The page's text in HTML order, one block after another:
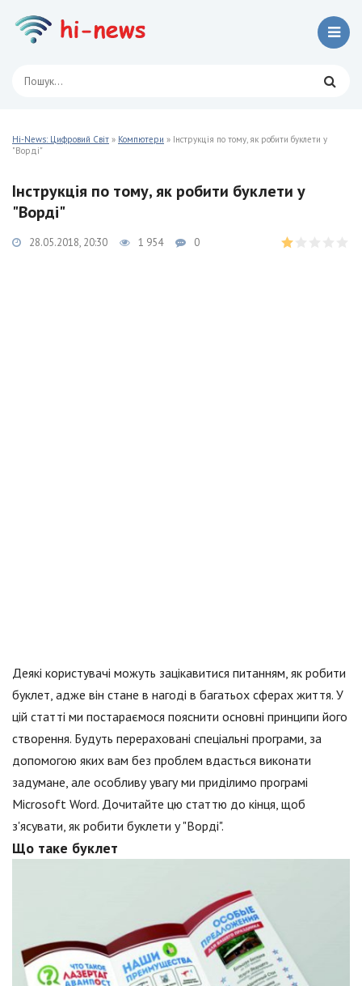
Hi-News: Цифровий Світ » Компютери » Інструкція по тому, як робити буклети у
"Ворді"
Інструкція по тому, як робити буклети у
"Ворді"
28.05.2018, 20:30 1 954 0
Деякі користувачі можуть зацікавитися питанням, як робити
буклет, адже він стане в нагоді в багатьох сферах життя. У
цій статті ми постараємося пояснити основні принципи його
створення. Будуть перераховані спеціальні програми, за
допомогою яких вам без проблем вдасться виконати
задумане, але особливу увагу ми приділимо програмі
Microsoft Word. Дочитайте цю статтю до кінця, щоб
з'ясувати, як робити буклети у "Ворді".
Що таке буклет